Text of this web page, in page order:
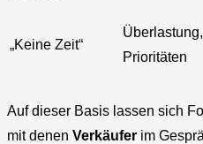
„Keine Zeit“
Überlastung,
Prioritäten
Auf dieser Basis lassen sich
mit denen Verkäufer im